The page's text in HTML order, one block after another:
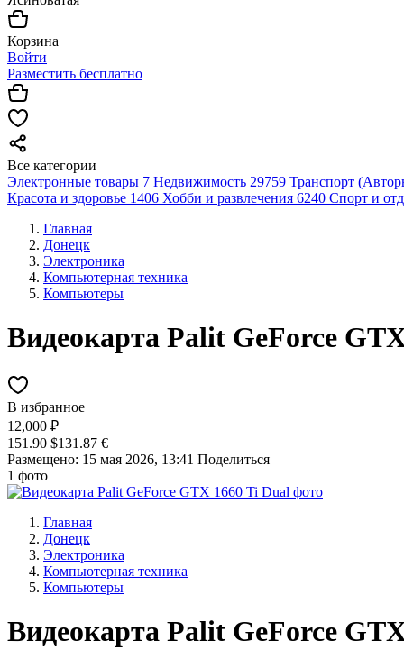
Корзина
Войти
Разместить бесплатно
Все категории
Электронные товары 7 Недвижимость 29759 Транспорт
Красота и здоровье 1406 Хобби и развлечения 6240 Спорт и
Главная
Донецк
Электроника
Компьютерная техника
Компьютеры
Видеокарта Palit GeForce
В избранное
12,000 ₽
151.90 $131.87 €
Размещено: 15 мая 2026, 13:41 Поделиться
1 фото
Главная
Донецк
Электроника
Компьютерная техника
Компьютеры
Видеокарта Palit GeForce